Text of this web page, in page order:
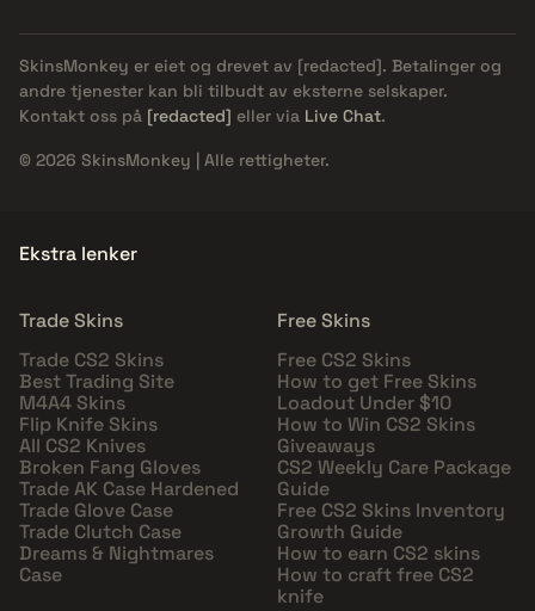
SkinsMonkey er eiet og drevet av [redacted]. Betalinger og
andre tjenester kan bli tilbudt av eksterne selskaper.
Kontakt oss på [redacted] eller via Live Chat.
© 2026 SkinsMonkey | Alle rettigheter.
Ekstra lenker
Trade Skins
Trade CS2 Skins
Best Trading Site
M4A4 Skins
Flip Knife Skins
All CS2 Knives
Broken Fang Gloves
Trade AK Case Hardened
Trade Glove Case
Trade Clutch Case
Dreams & Nightmares
Case
Free Skins
Free CS2 Skins
How to get Free Skins
Loadout Under $10
How to Win CS2 Skins
Giveaways
CS2 Weekly Care Package
Guide
Free CS2 Skins Inventory
Growth Guide
How to earn CS2 skins
How to craft free CS2
knife